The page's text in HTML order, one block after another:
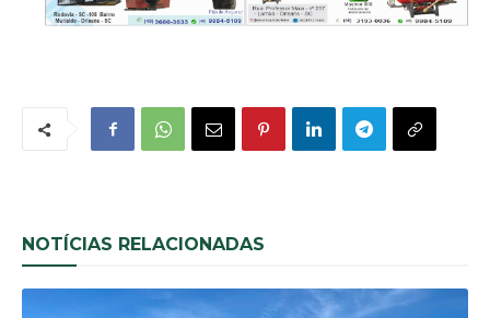
NOTÍCIAS RELACIONADAS